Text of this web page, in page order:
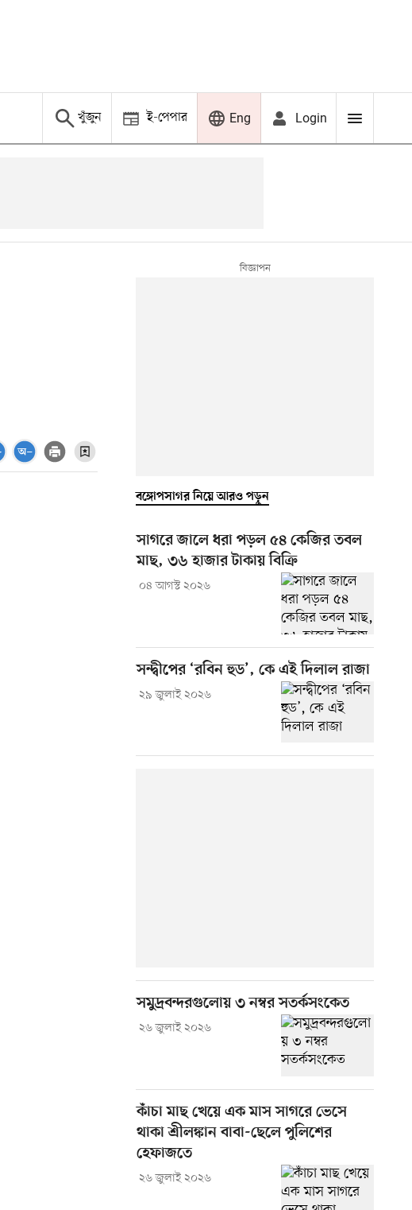
খুঁজুন ই-পেপার Eng Login
বঙ্গোপসাগর নিয়ে আরও পড়ুন
সাগরে জালে ধরা পড়ল ৫৪ কেজির তবল
মাছ, ৩৬ হাজার টাকায় বিক্রি
০৪ আগস্ট ২০২৬
সন্দ্বীপের ‘রবিন হুড’, কে এই দিলাল রাজা
২৯ জুলাই ২০২৬
সমুদ্রবন্দরগুলোয় ৩ নম্বর সতর্কসংকেত
২৬ জুলাই ২০২৬
কাঁচা মাছ খেয়ে এক মাস সাগরে ভেসে
থাকা শ্রীলঙ্কান বাবা-ছেলে পুলিশের
হেফাজতে
২৬ জুলাই ২০২৬